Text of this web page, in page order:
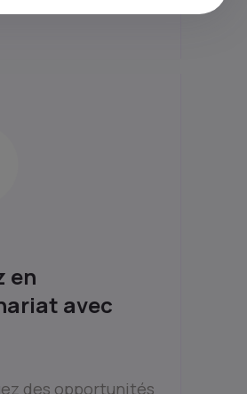
en
avec
des opportunités